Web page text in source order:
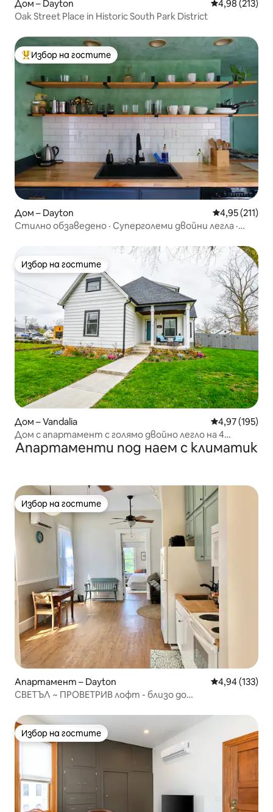
Дом – Dayton Средна
4,98 (213)
Oak Street Place in Historic South Park District
Най-популярен избор на гостите
Избор на гостите
Дом – Dayton Средна
4,95 (211)
Стилно обзаведено · Суперголеми двойни легла ·
Избор на гостите
Избор на гостите
Дом – Vandalia Средна
4,97 (195)
Дом с апартамент с голямо двойно легло на 4
минути от летище DAY
Апартаменти под наем с климатик
Избор на гостите
Избор на гостите
Апартамент – Dayton Средна
4,94 (133)
СВЕТЪЛ ~ ПРОВЕТРИВ лофт - близо до
Избор на гостите
Избор на гостите